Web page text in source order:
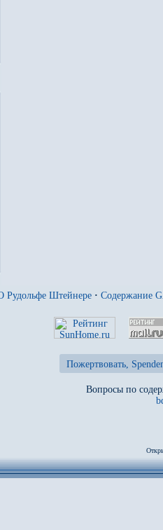
Рудольфе Штейнере · Содержание
Пожертвовать,
Вопросы по